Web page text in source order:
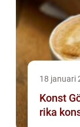
18 januari
Konst
rika